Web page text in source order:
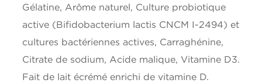
Vitamine D 0.8ug
*5% ou moins c'est peu, 15% ou plus c'est beaucoup
Gélatine, Arôme naturel, Culture probiotique
active (Bifidobacterium lactis CNCM I-2494) et
cultures bactériennes actives, Carraghénine,
Citrate de sodium, Acide malique, Vitamine D3.
Fait de lait écrémé enrichi de vitamine D.